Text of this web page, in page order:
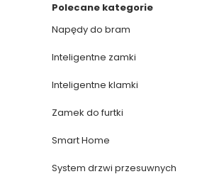
Polecane kategorie
Napędy do bram
Inteligentne zamki
Inteligentne klamki
Zamek do furtki
Smart Home
System drzwi przesuwnych